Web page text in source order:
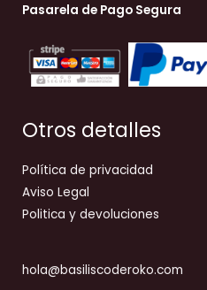
Pasarela de Pago Segura
Otros detalles
Política de privacidad
Aviso Legal
Politica y devoluciones
hola@basiliscoderoko.com